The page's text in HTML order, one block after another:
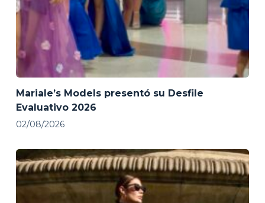
Mariale’s Models presentó su Desfile
Evaluativo 2026
02/08/2026